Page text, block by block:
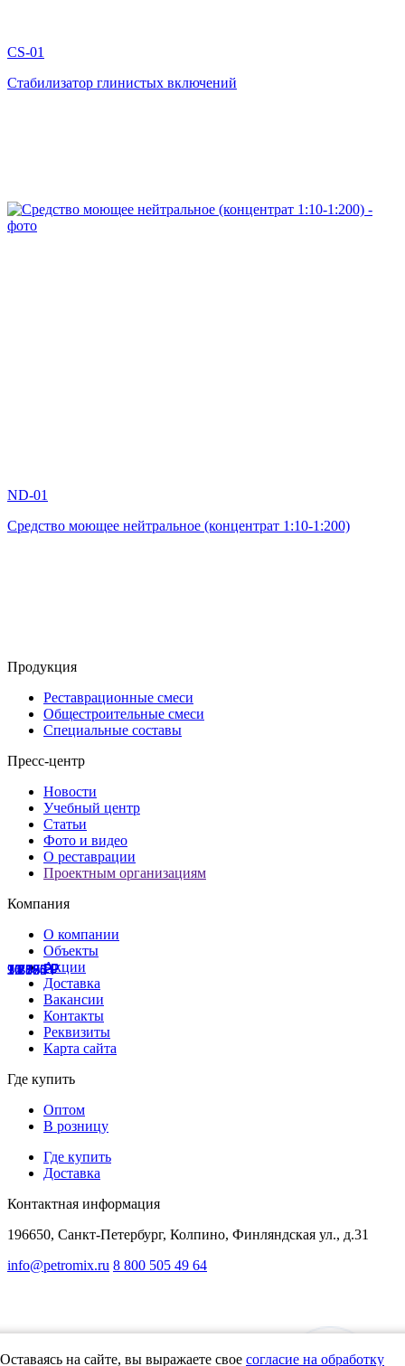
3 857₽
7 378₽
3 767₽
20 764₽
11 595₽
36 750₽
12 585₽
9 188₽
CS-01
Стабилизатор глинистых включений
10 106₽
ND-01
Средство моющее нейтральное (концентрат 1:10-1:200)
1 838₽
Оставаясь на сайте, вы выражаете свое согласие на обработку
Продукция
Реставрационные смеси
Общестроительные смеси
Специальные составы
Пресс-центр
Новости
Учебный центр
Статьи
Фото и видео
О реставрации
Проектным организациям
Компания
О компании
Объекты
Акции
Доставка
Вакансии
Контакты
Реквизиты
Карта сайта
Где купить
Оптом
В розницу
Где купить
Доставка
Контактная информация
196650, Санкт-Петербург, Колпино, Финляндская ул., д.31
info@petromix.ru 8 800 505 49 64
определяемой положениями Статьи 437(2) Гражданского кодекса РФ"
Согласие на обработку